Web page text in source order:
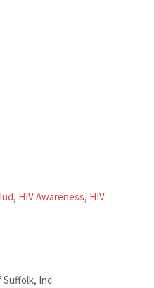
, HIV Awareness, HIV
Suffolk, Inc